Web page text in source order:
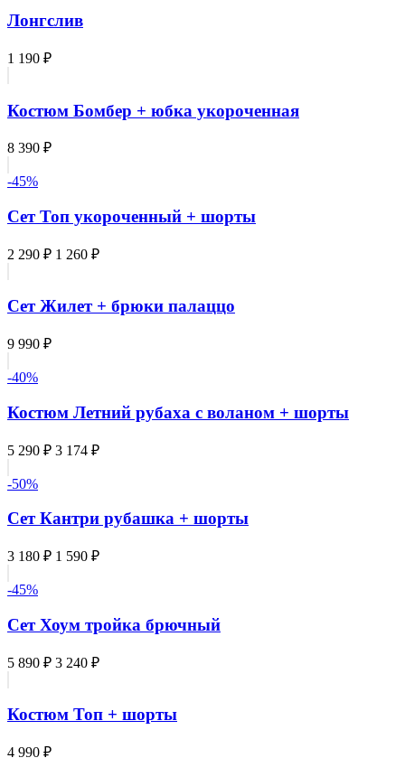
Лонгслив
1 190 ₽
Костюм Бомбер + юбка укороченная
8 390 ₽
-45%
Сет Топ укороченный + шорты
2 290 ₽ 1 260 ₽
Сет Жилет + брюки палаццо
9 990 ₽
-40%
Костюм Летний рубаха с воланом + шорты
5 290 ₽ 3 174 ₽
-50%
Сет Кантри рубашка + шорты
3 180 ₽ 1 590 ₽
-45%
Сет Хоум тройка брючный
5 890 ₽ 3 240 ₽
Костюм Топ + шорты
4 990 ₽